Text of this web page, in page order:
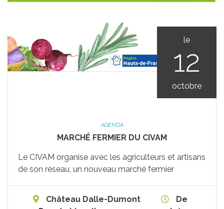
le
12
octobre
AGENDA
MARCHÉ FERMIER DU CIVAM
Le CIVAM organise avec les agriculteurs et artisans
de son réseau, un nouveau marché fermier
Château Dalle-Dumont
De